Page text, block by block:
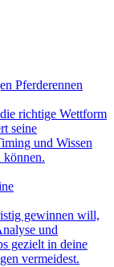
Pferderennen
richtige Wettform
seine
und Wissen
können.
gewinnen will,
und
gezielt in deine
vermeidest.